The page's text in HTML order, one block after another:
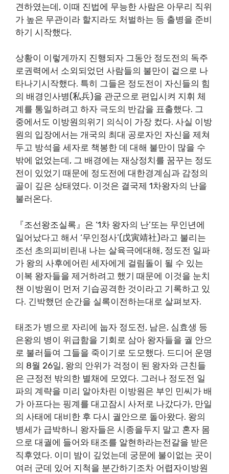
견하였는데, 이때 진법에 무능한 사람은 아무리 직위
가 높은 무관이라 할지라도 처벌하는 등 출병을 준비
하기 시작했다.
상황이 이렇게까지 진행되자 그동안 정도전의 독주
로권력에서 소외되었던 사람들의 불만이 겉으로 나
타나기시작했다. 특히 그들은 정도전이 자신들의 힘
의 배경인사병(私兵)을 관군으로 편입시켜 지휘 체
계를 통일하려고 하자 극도의 반감을 표출했다. 그
중에서도 이방원의위기 의식이 가장 컸다. 사실 이방
원의 입장에서는 개국의 최대 공로자인 자신을 제쳐
두고 방석을 세자로 책봉한 데 대해 불만이 많을 수
밖에 없었는데, 그 배경에는 재상정치를 꿈꾸는 정도
전이 있었기 때문에 정도전에 대한경계심과 감정의
골이 깊은 상태였다. 이것은 결국제 1차왕자의 난을
불러온다.
『조선왕조실록』은 ‘1차 왕자의 난’또는 무인년에
일어났다고 해서 ‘무인정사’(戊寅靖社)라고 불리는
조선 초의피비린내 나는 살육극에대해, 정도전 일파
가 왕의 사후에어린 세자에게 걸림돌이 될 수 있는
이복 왕자들을 제거하려고 했기 때문에 이것을 눈치
챈 이방원이 먼저 기습공격한 것이라고 기록하고 있
다. 긴박했던 순간을 실록이전하는대로 살펴보자.
태조가 병으로 자리에 눕자 정도전, 남은, 심효생 등
은왕의 병이 위급함을 기회로 삼아 왕자들을 궐 안으
로 불러들여 그들을 죽이기로 도모했다. 드디어 운명
의 8월 26일, 왕의 안위가 걱정이 된 왕자와 근친들
은 근정전 밖의한 별채에 모였다. 그러나 정도전 일
파의 계략을 미리 알아차린 이방원은 부인 민씨가 배
가 아프다는 핑계를 대고잠시 사저로 나갔다가, 만일
의 사태에 대비한 후 다시 궐안으로 돌아왔다. 왕의
병세가 급박하니 왕자들은 시종을두지 말고 혼자 몸
으로 대궐에 들어와 태조를 알현하라는전갈을 받은
직후였다. 이미 밤이 깊었는데 궁문에 불이없는 곳이
여러 군데 있어 지척을 분간하기조차 어렵자이방원